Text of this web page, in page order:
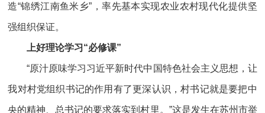
造“锦绣江南鱼米乡”，率先基本实现农业农村现代化提供坚
强组织保证。
上好理论学习“必修课”
“原汁原味学习习近平新时代中国特色社会主义思想，让
我对村党组织书记的作用有了更深认识，村书记就是要把中
央的精神、总书记的要求落实到村里。”这是发生在苏州市举